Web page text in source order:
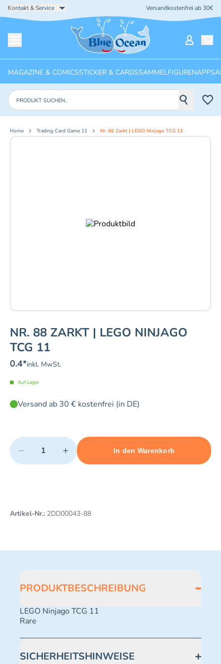
Kontakt & Service Versandkostenfrei ab 30€
Startseite
MAGAZINE & COMICSSTICKER & CARDSSAMMELFIGURENAPPS
Produkte suchen
Home Trading Card Game 11 Nr. 88 Zarkt | LEGO Ninjago TCG 11
NR. 88 ZARKT | LEGO NINJAGO
TCG 11
0.4*inkl. MwSt.
Auf Lager
Versand ab 30 € kostenfrei (in DE)
Quantity
− +
Minimum quantity: 1 Maximum quantity: 485
In den Warenkorb
Add 1 item to cart
Artikel-Nr.: 2DD00043-88
PRODUKTBESCHREIBUNG
LEGO Ninjago TCG 11
Rare
SICHERHEITSHINWEISE